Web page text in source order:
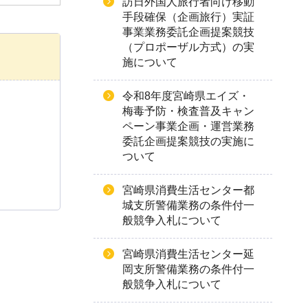
手段確保（企画旅行）実証
事業業務委託企画提案競技
（プロポーザル方式）の実
施について
令和8年度宮崎県エイズ・
梅毒予防・検査普及キャン
ペーン事業企画・運営業務
委託企画提案競技の実施に
ついて
宮崎県消費生活センター都
城支所警備業務の条件付一
般競争入札について
宮崎県消費生活センター延
岡支所警備業務の条件付一
般競争入札について